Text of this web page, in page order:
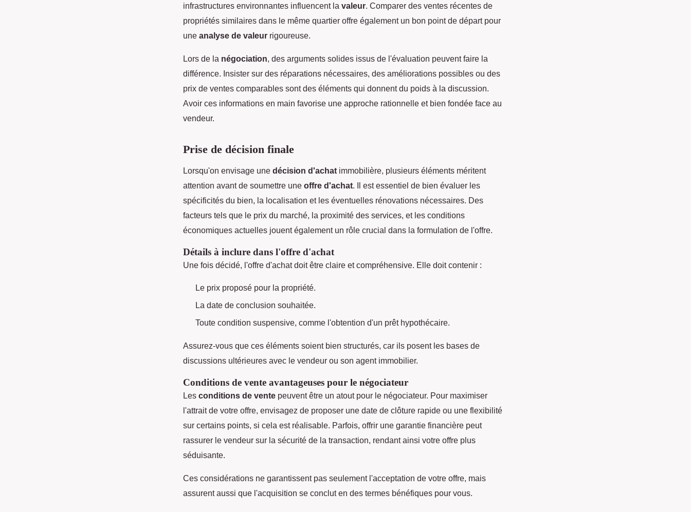
infrastructures environnantes influencent la valeur. Comparer des ventes récentes de
propriétés similaires dans le même quartier offre également un bon point de départ pour
une analyse de valeur rigoureuse.
Lors de la négociation, des arguments solides issus de l'évaluation peuvent faire la
différence. Insister sur des réparations nécessaires, des améliorations possibles ou des
prix de ventes comparables sont des éléments qui donnent du poids à la discussion.
Avoir ces informations en main favorise une approche rationnelle et bien fondée face au
vendeur.
Prise de décision finale
Lorsqu'on envisage une décision d'achat immobilière, plusieurs éléments méritent
attention avant de soumettre une offre d'achat . Il est essentiel de bien évaluer les
spécificités du bien, la localisation et les éventuelles rénovations nécessaires. Des
facteurs tels que le prix du marché, la proximité des services, et les conditions
économiques actuelles jouent également un rôle crucial dans la formulation de l'offre.
Détails à inclure dans l'offre d'achat
Une fois décidé, l'offre d'achat doit être claire et compréhensive. Elle doit contenir :
Le prix proposé pour la propriété.
La date de conclusion souhaitée.
Toute condition suspensive, comme l'obtention d'un prêt hypothécaire.
Assurez-vous que ces éléments soient bien structurés, car ils posent les bases de
discussions ultérieures avec le vendeur ou son agent immobilier.
Conditions de vente avantageuses pour le négociateur
Les conditions de vente peuvent être un atout pour le négociateur. Pour maximiser
l'attrait de votre offre, envisagez de proposer une date de clôture rapide ou une flexibilité
sur certains points, si cela est réalisable. Parfois, offrir une garantie financière peut
rassurer le vendeur sur la sécurité de la transaction, rendant ainsi votre offre plus
séduisante.
Ces considérations ne garantissent pas seulement l'acceptation de votre offre, mais
assurent aussi que l'acquisition se conclut en des termes bénéfiques pour vous.